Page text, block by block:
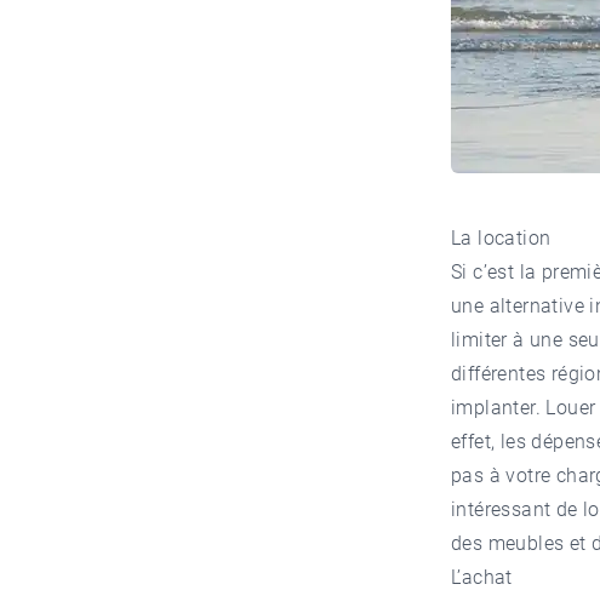
La location
Si c’est la
une alternative
limiter à une
différentes
implanter.
effet, les
pas à votre
intéressant de
des meubles et
L’achat